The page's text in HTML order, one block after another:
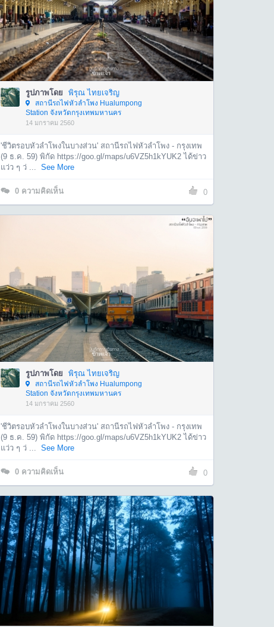
รูปภาพโดย พิรุณ ไทยเจริญ
สถานีรถไฟหัวลำโพง Hualumpong
Station จังหวัดกรุงเทพมหานคร
14 มกราคม 2560
'ชีวิตรอบหัวลำโพงในบางส่วน' สถานีรถไฟหัวลำโพง - กรุงเทพ
(9 ธ.ค. 59) พิกัด https://goo.gl/maps/u6VZ5h1kYUK2 ได้ข่าว
แว่ว ๆ ว่ ... See More
0 ความคิดเห็น 0
รูปภาพโดย พิรุณ ไทยเจริญ
สถานีรถไฟหัวลำโพง Hualumpong
Station จังหวัดกรุงเทพมหานคร
14 มกราคม 2560
'ชีวิตรอบหัวลำโพงในบางส่วน' สถานีรถไฟหัวลำโพง - กรุงเทพ
(9 ธ.ค. 59) พิกัด https://goo.gl/maps/u6VZ5h1kYUK2 ได้ข่าว
แว่ว ๆ ว่ ... See More
0 ความคิดเห็น 0